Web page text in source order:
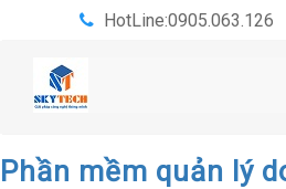
HotLine:0905.063.126
Phần mềm quản lý